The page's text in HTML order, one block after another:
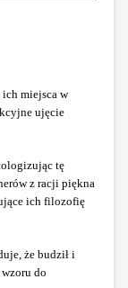
miejsca w
ujęcie
tę
z racji piękna
ich filozofię
że budził i
do